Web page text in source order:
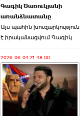
Գագիկ Ծառուկյանի
առանձնատանը
Այս պահին խուզարկություն
է իրականացվում Գագիկ
2026-06-04 21:48:00